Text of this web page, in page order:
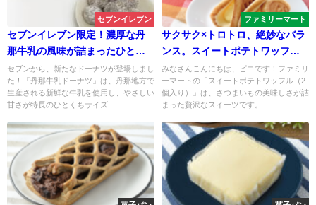
セブンイレブン
セブンイレブン限定！濃厚な丹
那牛乳の風味が詰まったひとく
ちミルクドーナツ、九つの幸せ
を味わおう
セブンから、新たなドーナツが登場しまし
た！「丹那牛乳ドーナツ」は、丹那地方で
生産される新鮮な牛乳を使用し、やさしい
甘さが特長のひとくちサイズ...
ファミリーマート
サクサク×トロトロ、絶妙なバラ
ンス。スイートポテトワッフル
の魔法に魅了されて。スイート
ポテトワッフル（2個入）
みなさんこんにちは、ピコです！ファミリ
ーマートの「スイートポテトワッフル（2
個入り）」は、さつまいもの美味しさが詰
まった贅沢なスイーツです。...